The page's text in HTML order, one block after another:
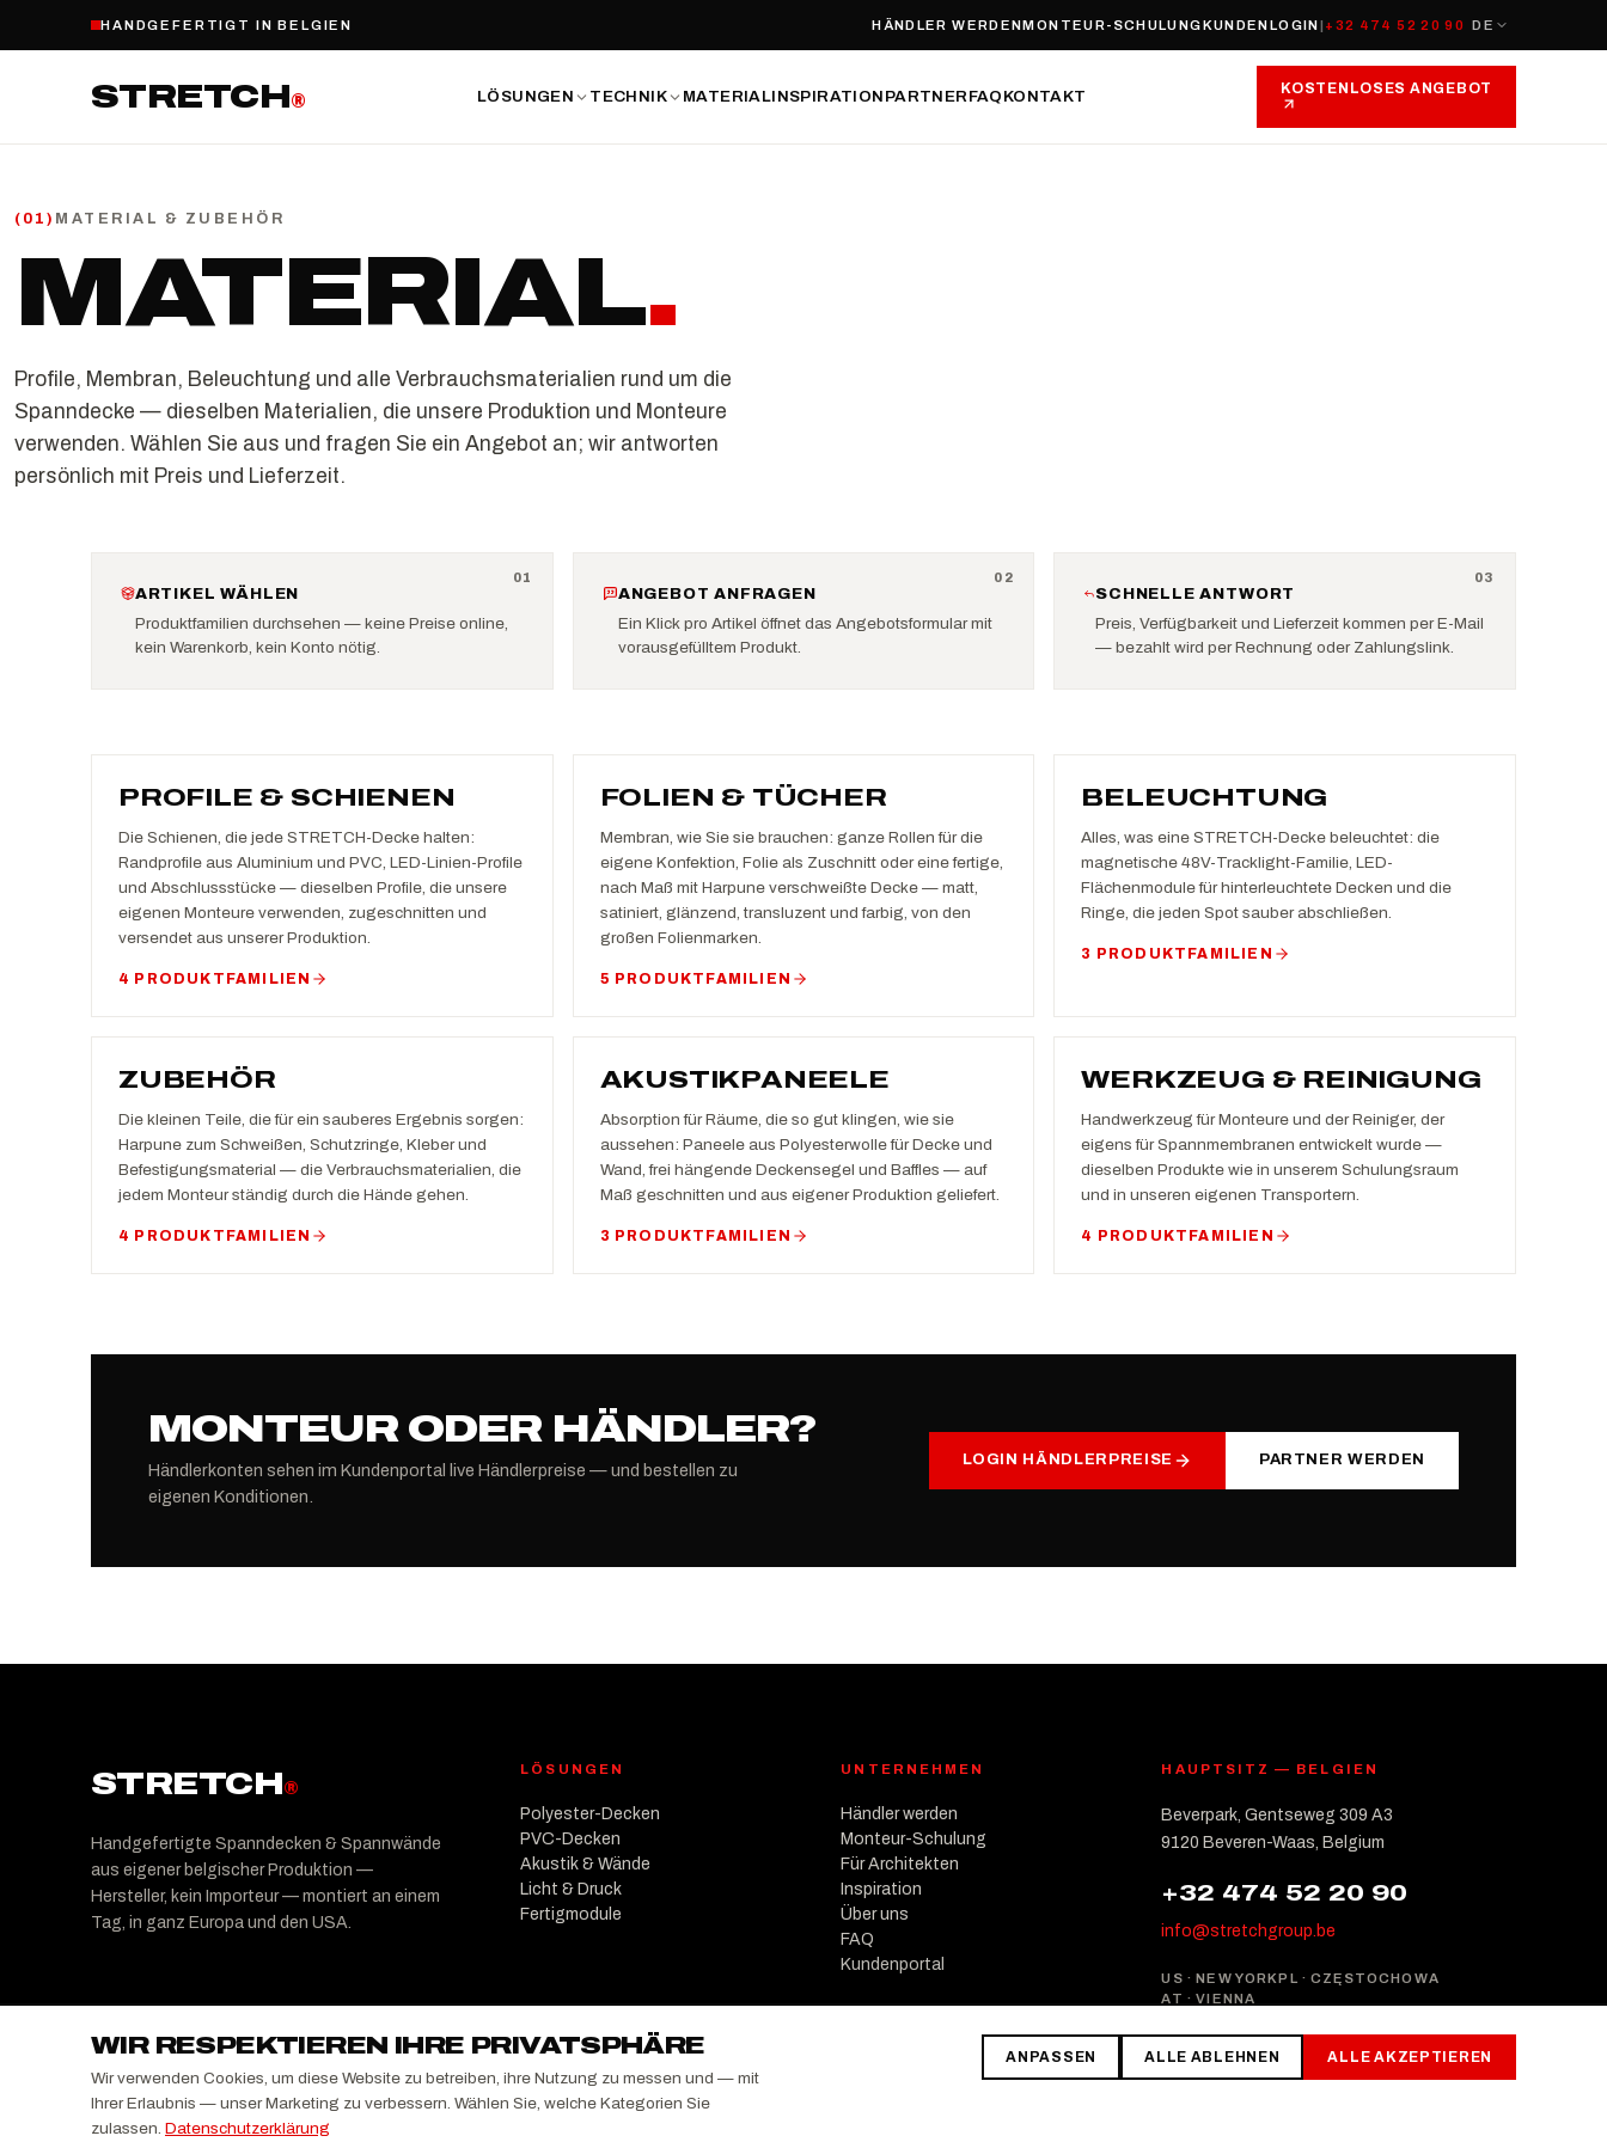
HANDGEFERTIGT IN BELGIEN HÄNDLER WERDENMONTEUR-SCHULUNGKUNDENLOGIN| +32 474 52 20 90 DE
STRETCH® LÖSUNGEN TECHNIK MATERIALINSPIRATION PARTNERFAQ KONTAKT KOSTENLOSES ANGEBOT
( 01) MATERIAL & ZUBEHÖR
MATERIAL.
Profile, Membran, Beleuchtung und alle Verbrauchsmaterialien rund um die
Spanndecke — dieselben Materialien, die unsere Produktion und Monteure
verwenden. Wählen Sie aus und fragen Sie ein Angebot an; wir antworten
persönlich mit Preis und Lieferzeit.
01
ARTIKEL WÄHLEN
Produktfamilien durchsehen — keine Preise online,
kein Warenkorb, kein Konto nötig.
0 2
ANGEBOT ANFRAGEN
Ein Klick pro Artikel öffnet das Angebotsformular mit
vorausgefülltem Produkt.
03
SCHNELLE ANTWORT
Preis, Verfügbarkeit und Lieferzeit kommen per E-Mail
— bezahlt wird per Rechnung oder Zahlungslink.
PROFILE & SCHIENEN
Die Schienen, die jede STRETCH-Decke halten:
Randprofile aus Aluminium und PVC, LED-Linien-Profile
und Abschlussstücke — dieselben Profile, die unsere
eigenen Monteure verwenden, zugeschnitten und
versendet aus unserer Produktion.
4 PRODUKTFAMILIEN
FOLIEN & TÜCHER
Membran, wie Sie sie brauchen: ganze Rollen für die
eigene Konfektion, Folie als Zuschnitt oder eine fertige,
nach Maß mit Harpune verschweißte Decke — matt,
satiniert, glänzend, transluzent und farbig, von den
großen Folienmarken.
5 PRODUKTFAMILIEN
BELEUCHTUNG
Alles, was eine STRETCH-Decke beleuchtet: die
magnetische 48V-Tracklight-Familie, LED-
Flächenmodule für hinterleuchtete Decken und die
Ringe, die jeden Spot sauber abschließen.
3 PRODUKTFAMILIEN
ZUBEHÖR
Die kleinen Teile, die für ein sauberes Ergebnis sorgen:
Harpune zum Schweißen, Schutzringe, Kleber und
Befestigungsmaterial — die Verbrauchsmaterialien, die
jedem Monteur ständig durch die Hände gehen.
4 PRODUKTFAMILIEN
AKUSTIKPANEELE
Absorption für Räume, die so gut klingen, wie sie
aussehen: Paneele aus Polyesterwolle für Decke und
Wand, frei hängende Deckensegel und Baffles — auf
Maß geschnitten und aus eigener Produktion geliefert.
3 PRODUKTFAMILIEN
WERKZEUG & REINIGUNG
Handwerkzeug für Monteure und der Reiniger, der
eigens für Spannmembranen entwickelt wurde —
dieselben Produkte wie in unserem Schulungsraum
und in unseren eigenen Transportern.
4 PRODUKTFAMILIEN
MONTEUR ODER HÄNDLER?
Händlerkonten sehen im Kundenportal live Händlerpreise — und bestellen zu
eigenen Konditionen.
LOGIN HÄNDLERPREISE PARTNER WERDEN
STRETCH®
Handgefertigte Spanndecken & Spannwände
aus eigener belgischer Produktion —
Hersteller, kein Importeur — montiert an einem
Tag, in ganz Europa und den USA.
LÖSUNGEN
Polyester-Decken
PVC-Decken
Akustik & Wände
Licht & Druck
Fertigmodule
UNTERNEHMEN
Händler werden
Monteur-Schulung
Für Architekten
Inspiration
Über uns
FAQ
Kundenportal
HAUPTSITZ — BELGIEN
Beverpark, Gentseweg 309 A3
9120 Beveren-Waas, Belgium
+32 474 52 20 90
info@stretchgroup.be
US · NEW YORKPL · CZĘSTOCHOWA
AT · VIENNA
Copyright © 2026 STRETCH Group — Powered by STRETCH Media
WIR RESPEKTIEREN IHRE PRIVATSPHÄRE
Wir verwenden Cookies, um diese Website zu betreiben, ihre Nutzung zu messen und — mit
Ihrer Erlaubnis — unser Marketing zu verbessern. Wählen Sie, welche Kategorien Sie
zulassen. Datenschutzerklärung
ANPASSEN ALLE ABLEHNEN ALLE AKZEPTIEREN